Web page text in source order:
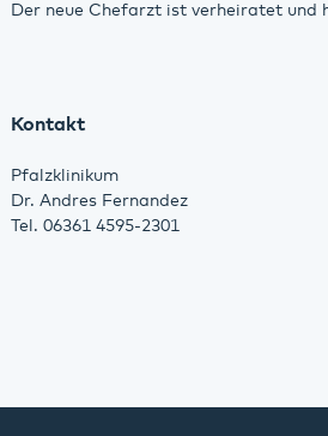
Der neue Chefarzt ist verheiratet und
Kontakt
Pfalzklinikum
Dr. Andres Fernandez
Tel. 06361 4595-2301